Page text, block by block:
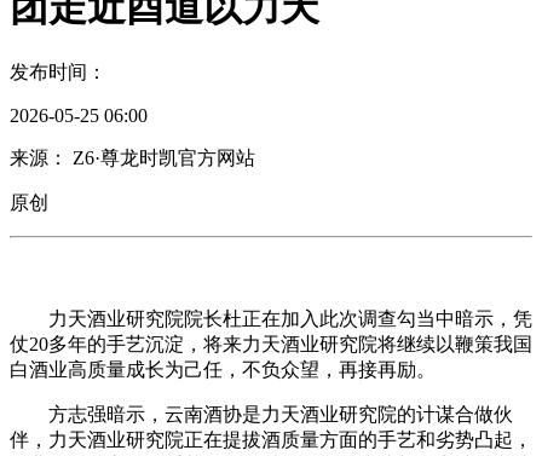
发布时间：
2026-05-25 06:00
来源： Z6·尊龙时凯官方网站
原创
力天酒业研究院院长杜正在加入此次调查勾当中暗示，凭
仗20多年的手艺沉淀，将来力天酒业研究院将继续以鞭策我国
白酒业高质量成长为己任，不负众望，再接再励。
方志强暗示，云南酒协是力天酒业研究院的计谋合做伙
伴，力天酒业研究院正在提拔酒质量方面的手艺和劣势凸起，